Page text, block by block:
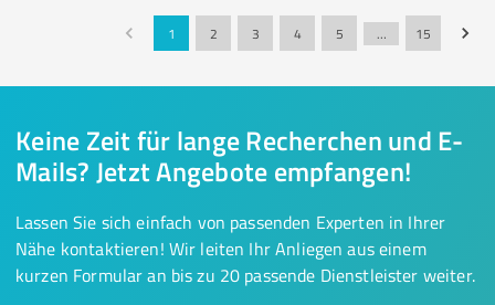
1 2 3 4 5 … 15
Keine Zeit für lange Recherchen und E-
Mails? Jetzt Angebote empfangen!
Lassen Sie sich einfach von passenden Experten in Ihrer
Nähe kontaktieren! Wir leiten Ihr Anliegen aus einem
kurzen Formular an bis zu 20 passende Dienstleister weiter.